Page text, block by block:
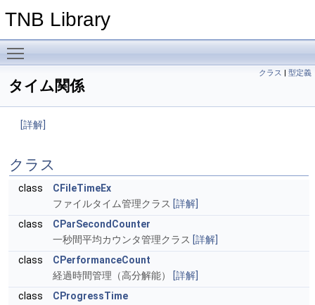
TNB Library
クラス | 型定義
タイム関係
[詳解]
クラス
class
CFileTimeEx
ファイルタイム管理クラス [詳解]
class
CParSecondCounter
一秒間平均カウンタ管理クラス [詳解]
class
CPerformanceCount
経過時間管理（高分解能）
[詳解]
class
CProgressTime